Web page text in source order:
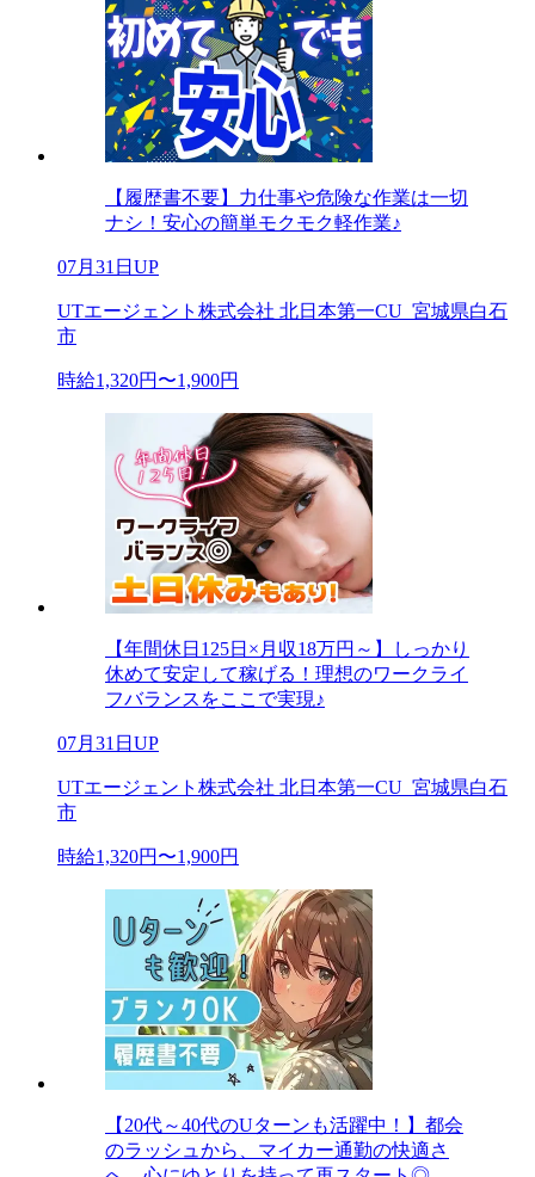
【履歴書不要】力仕事や危険な作業は一切
ナシ！安心の簡単モクモク軽作業♪
07月31日UP
UTエージェント株式会社 北日本第一CU_宮城県白石
市
時給1,320円〜1,900円
【年間休日125日×月収18万円～】しっかり
休めて安定して稼げる！理想のワークライ
フバランスをここで実現♪
07月31日UP
UTエージェント株式会社 北日本第一CU_宮城県白石
市
時給1,320円〜1,900円
【20代～40代のUターンも活躍中！】都会
のラッシュから、マイカー通勤の快適さ